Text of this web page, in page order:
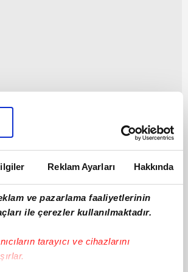
Reklam Ayarları Hakkında
ve pazarlama faaliyetlerinin
ile çerezler kullanılmaktadır.
tarayıcı ve cihazlarını
LİG 25/26
İlk 11
İkas